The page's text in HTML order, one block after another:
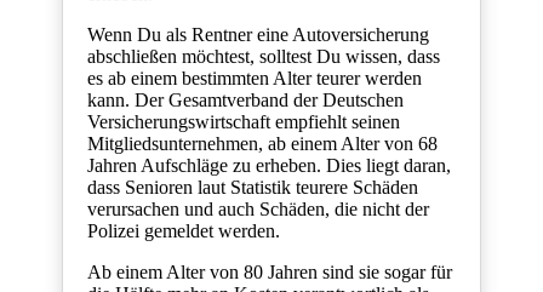
Wenn Du als Rentner eine Autoversicherung
abschließen möchtest, solltest Du wissen, dass
es ab einem bestimmten Alter teurer werden
kann. Der Gesamtverband der Deutschen
Versicherungswirtschaft empfiehlt seinen
Mitgliedsunternehmen, ab einem Alter von 68
Jahren Aufschläge zu erheben. Dies liegt daran,
dass Senioren laut Statistik teurere Schäden
verursachen und auch Schäden, die nicht der
Polizei gemeldet werden.
Ab einem Alter von 80 Jahren sind sie sogar für